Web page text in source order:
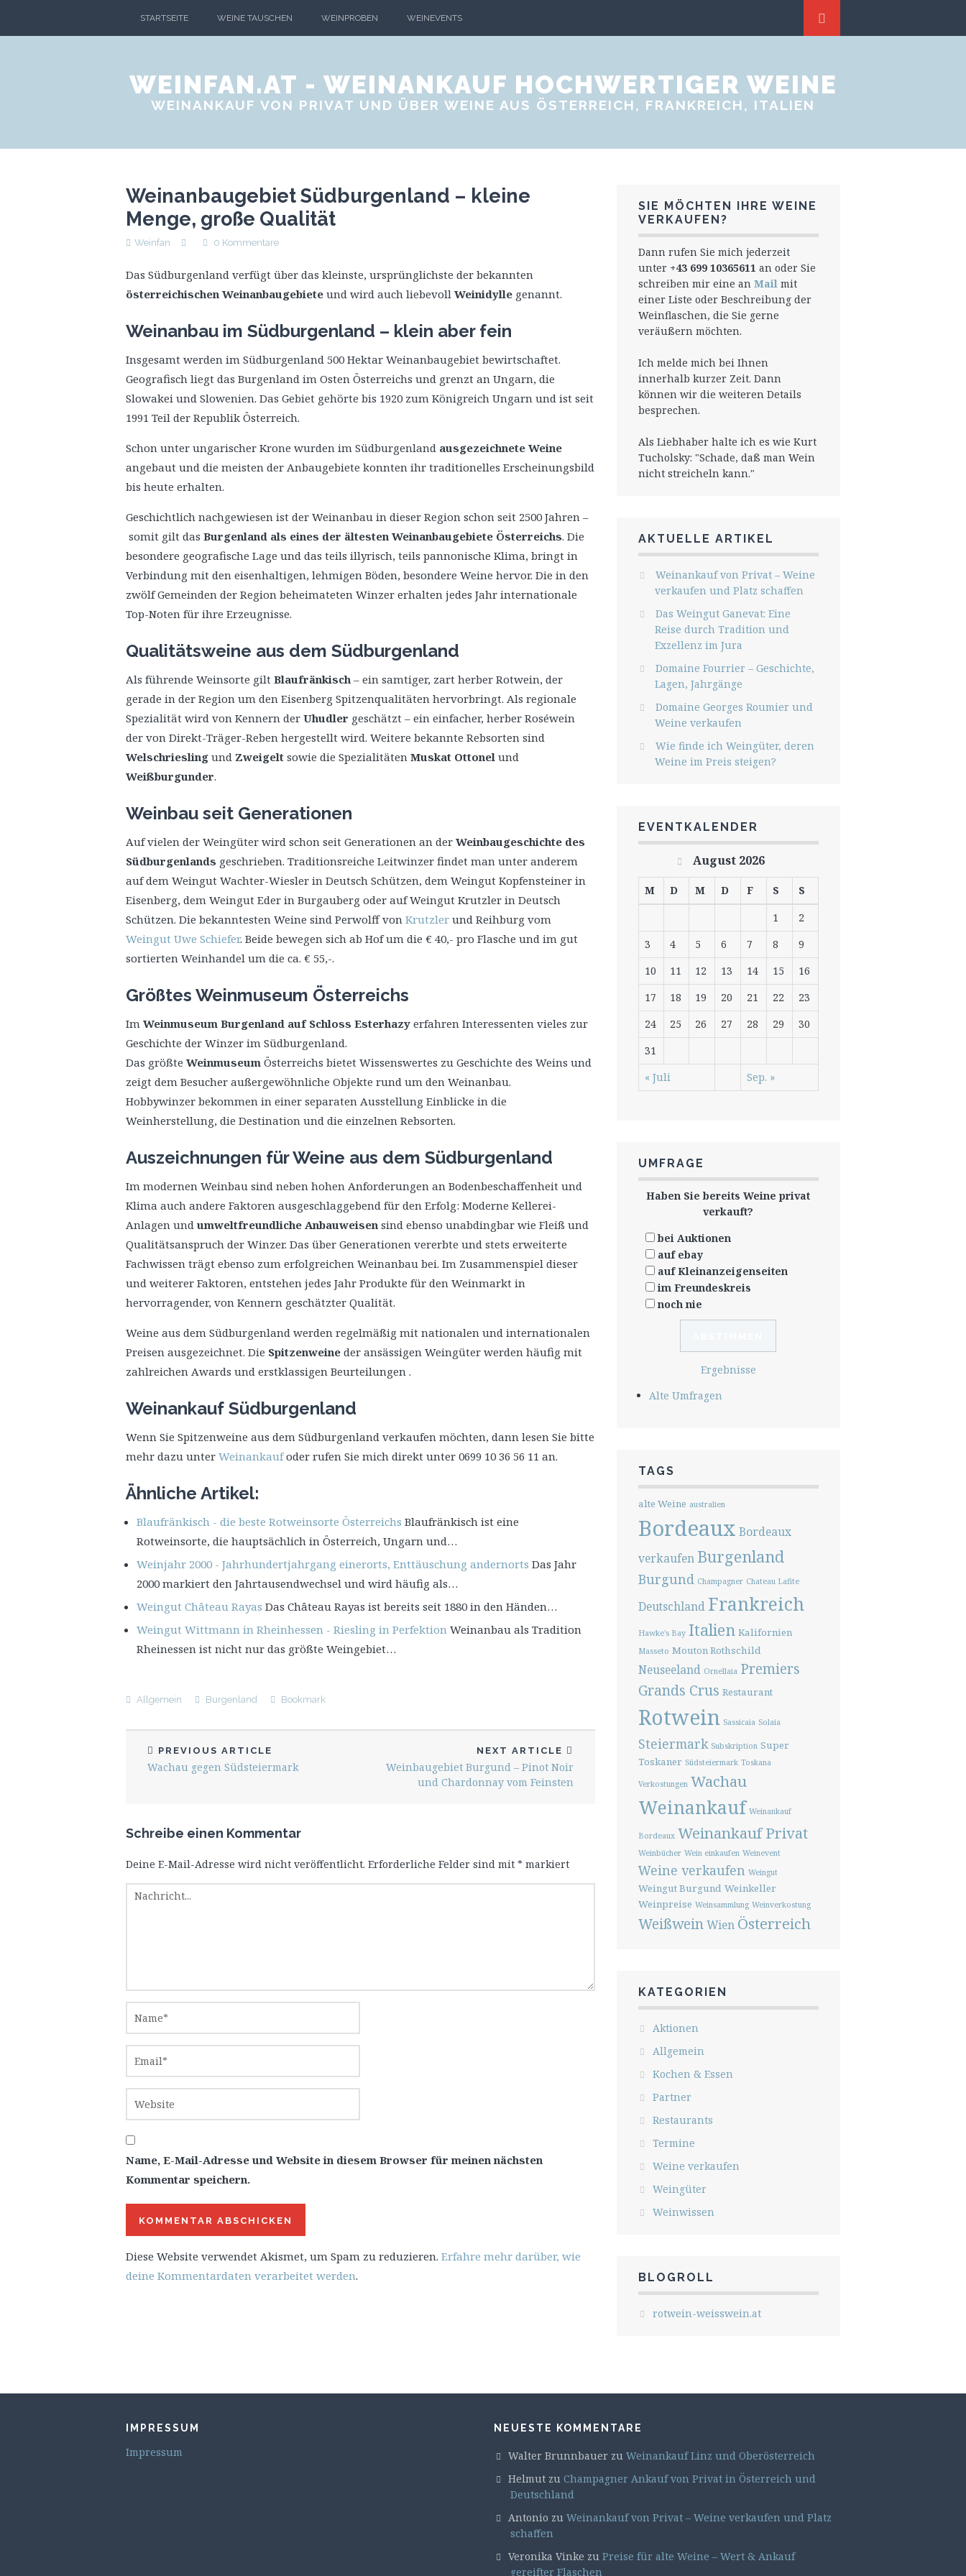
STARTSEITE WEINE TAUSCHEN WEINPROBEN WEINEVENTS
WEINFAN.AT - WEINANKAUF HOCHWERTIGER WEINE
WEINANKAUF VON PRIVAT UND ÜBER WEINE AUS ÖSTERREICH, FRANKREICH, ITALIEN
Weinanbaugebiet Südburgenland – kleine
Menge, große Qualität
Weinfan 0 Kommentare
Das Südburgenland verfügt über das kleinste, ursprünglichste der bekannten
österreichischen Weinanbaugebiete und wird auch liebevoll Weinidylle genannt.
Weinanbau im Südburgenland – klein aber fein
Insgesamt werden im Südburgenland 500 Hektar Weinanbaugebiet bewirtschaftet.
Geografisch liegt das Burgenland im Osten Österreichs und grenzt an Ungarn, die
Slowakei und Slowenien. Das Gebiet gehörte bis 1920 zum Königreich Ungarn und ist seit
1991 Teil der Republik Österreich.
Schon unter ungarischer Krone wurden im Südburgenland ausgezeichnete Weine
angebaut und die meisten der Anbaugebiete konnten ihr traditionelles Erscheinungsbild
bis heute erhalten.
Geschichtlich nachgewiesen ist der Weinanbau in dieser Region schon seit 2500 Jahren –
somit gilt das Burgenland als eines der ältesten Weinanbaugebiete Österreichs. Die
besondere geografische Lage und das teils illyrisch, teils pannonische Klima, bringt in
Verbindung mit den eisenhaltigen, lehmigen Böden, besondere Weine hervor. Die in den
zwölf Gemeinden der Region beheimateten Winzer erhalten jedes Jahr internationale
Top-Noten für ihre Erzeugnisse.
Qualitätsweine aus dem Südburgenland
Als führende Weinsorte gilt Blaufränkisch – ein samtiger, zart herber Rotwein, der
gerade in der Region um den Eisenberg Spitzenqualitäten hervorbringt. Als regionale
Spezialität wird von Kennern der Uhudler geschätzt – ein einfacher, herber Roséwein
der von Direkt-Träger-Reben hergestellt wird. Weitere bekannte Rebsorten sind
Welschriesling und Zweigelt sowie die Spezialitäten Muskat Ottonel und
Weißburgunder.
Weinbau seit Generationen
Auf vielen der Weingüter wird schon seit Generationen an der Weinbaugeschichte des
Südburgenlands geschrieben. Traditionsreiche Leitwinzer findet man unter anderem
auf dem Weingut Wachter-Wiesler in Deutsch Schützen, dem Weingut Kopfensteiner in
Eisenberg, dem Weingut Eder in Burgauberg oder auf Weingut Krutzler in Deutsch
Schützen. Die bekanntesten Weine sind Perwolff von Krutzler und Reihburg vom
Weingut Uwe Schiefer. Beide bewegen sich ab Hof um die € 40,- pro Flasche und im gut
sortierten Weinhandel um die ca. € 55,-.
Größtes Weinmuseum Österreichs
Im Weinmuseum Burgenland auf Schloss Esterhazy erfahren Interessenten vieles zur
Geschichte der Winzer im Südburgenland.
Das größte Weinmuseum Österreichs bietet Wissenswertes zu Geschichte des Weins und
zeigt dem Besucher außergewöhnliche Objekte rund um den Weinanbau.
Hobbywinzer bekommen in einer separaten Ausstellung Einblicke in die
Weinherstellung, die Destination und die einzelnen Rebsorten.
Auszeichnungen für Weine aus dem Südburgenland
Im modernen Weinbau sind neben hohen Anforderungen an Bodenbeschaffenheit und
Klima auch andere Faktoren ausgeschlaggebend für den Erfolg: Moderne Kellerei-
Anlagen und umweltfreundliche Anbauweisen sind ebenso unabdingbar wie Fleiß und
Qualitätsanspruch der Winzer. Das über Generationen vererbte und stets erweiterte
Fachwissen trägt ebenso zum erfolgreichen Weinanbau bei. Im Zusammenspiel dieser
und weiterer Faktoren, entstehen jedes Jahr Produkte für den Weinmarkt in
hervorragender, von Kennern geschätzter Qualität.
Weine aus dem Südburgenland werden regelmäßig mit nationalen und internationalen
Preisen ausgezeichnet. Die Spitzenweine der ansässigen Weingüter werden häufig mit
zahlreichen Awards und erstklassigen Beurteilungen .
Weinankauf Südburgenland
Wenn Sie Spitzenweine aus dem Südburgenland verkaufen möchten, dann lesen Sie bitte
mehr dazu unter Weinankaufoder rufen Sie mich direkt unter 0699 10 36 56 11 an.
Ähnliche Artikel:
Blaufränkisch - die beste Rotweinsorte Österreichs Blaufränkisch ist eine
Rotweinsorte, die hauptsächlich in Österreich, Ungarn und…
Weinjahr 2000 - Jahrhundertjahrgang einerorts, Enttäuschung andernorts Das Jahr
2000 markiert den Jahrtausendwechsel und wird häufig als…
Weingut Château Rayas Das Château Rayas ist bereits seit 1880 in den Händen…
Weingut Wittmann in Rheinhessen - Riesling in Perfektion Weinanbau als Tradition
Rheinessen ist nicht nur das größte Weingebiet…
Allgemein Burgenland Bookmark
PREVIOUS ARTICLE
Wachau gegen Südsteiermark
NEXT ARTICLE
Weinbaugebiet Burgund – Pinot Noir
und Chardonnay vom Feinsten
Schreibe einen Kommentar
Deine E-Mail-Adresse wird nicht veröffentlicht. Erforderliche Felder sind mit * markiert
Name, E-Mail-Adresse und Website in diesem Browser für meinen nächsten
Kommentar speichern.
Diese Website verwendet Akismet, um Spam zu reduzieren. Erfahre mehr darüber, wie
deine Kommentardaten verarbeitet werden.
SIE MÖCHTEN IHRE WEINE
VERKAUFEN?
Dann rufen Sie mich jederzeit
unter +43 699 10365611 an oder Sie
schreiben mir eine an Mailmit
einer Liste oder Beschreibung der
Weinflaschen, die Sie gerne
veräußern möchten.
Ich melde mich bei Ihnen
innerhalb kurzer Zeit. Dann
können wir die weiteren Details
besprechen.
Als Liebhaber halte ich es wie Kurt
Tucholsky: "Schade, daß man Wein
nicht streicheln kann."
AKTUELLE ARTIKEL
Weinankauf von Privat – Weine
verkaufen und Platz schaffen
Das Weingut Ganevat: Eine
Reise durch Tradition und
Exzellenz im Jura
Domaine Fourrier – Geschichte,
Lagen, Jahrgänge
Domaine Georges Roumier und
Weine verkaufen
Wie finde ich Weingüter, deren
Weine im Preis steigen?
EVENTKALENDER
August 2026
M D M D F S
S
1
2
3
4 5 6 7 8
9
10
11 12 13 14 15
16
17
18 19 20 21 22
23
24
25 26 27 28 29
30
31
« Juli
Sep. »
UMFRAGE
Haben Sie bereits Weine privat
verkauft?
bei Auktionen
auf ebay
auf Kleinanzeigenseiten
im Freundeskreis
noch nie
Ergebnisse
Alte Umfragen
TAGS
alte Weine australien
Bordeaux Bordeaux
verkaufen Burgenland
Burgund Champagner Chateau Lafite
Deutschland Frankreich
Hawke's Bay Italien Kalifornien
Masseto Mouton Rothschild
Neuseeland Ornellaia Premiers
Grands Crus Restaurant
Rotwein Sassicaia Solaia
Steiermark Subskription Super
Toskaner Südsteiermark Toskana
Verkostungen Wachau
Weinankauf Weinankauf
Bordeaux Weinankauf Privat
Weinbücher Wein einkaufen Weinevent
Weine verkaufen Weingut
Weingut Burgund Weinkeller
Weinpreise Weinsammlung Weinverkostung
WeißweinWien Österreich
KATEGORIEN
Aktionen
Allgemein
Kochen & Essen
Partner
Restaurants
Termine
Weine verkaufen
Weingüter
Weinwissen
BLOGROLL
rotwein-weisswein.at
IMPRESSUM
Impressum
NEUESTE KOMMENTARE
Walter Brunnbauer zu Weinankauf Linz und Oberösterreich
Helmut zu Champagner Ankauf von Privat in Österreich und
Deutschland
Antonio zu Weinankauf von Privat – Weine verkaufen und Platz
schaffen
Veronika Vinke zu Preise für alte Weine – Wert & Ankauf
gereifter Flaschen